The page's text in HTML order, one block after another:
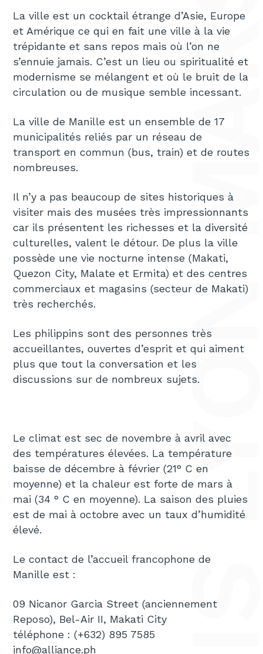
La ville est un cocktail étrange d’Asie, Europe
et Amérique ce qui en fait une ville à la vie
trépidante et sans repos mais où l’on ne
s’ennuie jamais. C’est un lieu ou spiritualité et
modernisme se mélangent et où le bruit de la
circulation ou de musique semble incessant.
La ville de Manille est un ensemble de 17
municipalités reliés par un réseau de
transport en commun (bus, train) et de routes
nombreuses.
Il n’y a pas beaucoup de sites historiques à
visiter mais des musées très impressionnants
car ils présentent les richesses et la diversité
culturelles, valent le détour. De plus la ville
possède une vie nocturne intense (Makati,
Quezon City, Malate et Ermita) et des centres
commerciaux et magasins (secteur de Makati)
très recherchés.
Les philippins sont des personnes très
accueillantes, ouvertes d’esprit et qui aiment
plus que tout la conversation et les
discussions sur de nombreux sujets.
Le climat est sec de novembre à avril avec
des températures élevées. La température
baisse de décembre à février (21° C en
moyenne) et la chaleur est forte de mars à
mai (34 ° C en moyenne). La saison des pluies
est de mai à octobre avec un taux d’humidité
élevé.
Le contact de l’accueil francophone de
Manille est :
09 Nicanor Garcia Street (anciennement
Reposo), Bel-Air II, Makati City
téléphone : (+632) 895 7585
info@alliance.ph